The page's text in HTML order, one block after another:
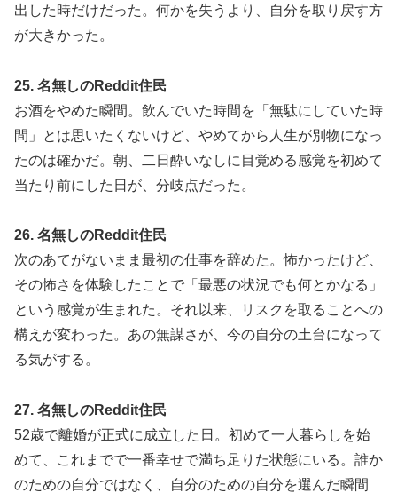
出した時だけだった。何かを失うより、自分を取り戻す方
が大きかった。
25. 名無しのReddit住民
お酒をやめた瞬間。飲んでいた時間を「無駄にしていた時
間」とは思いたくないけど、やめてから人生が別物になっ
たのは確かだ。朝、二日酔いなしに目覚める感覚を初めて
当たり前にした日が、分岐点だった。
26. 名無しのReddit住民
次のあてがないまま最初の仕事を辞めた。怖かったけど、
その怖さを体験したことで「最悪の状況でも何とかなる」
という感覚が生まれた。それ以来、リスクを取ることへの
構えが変わった。あの無謀さが、今の自分の土台になって
る気がする。
27. 名無しのReddit住民
52歳で離婚が正式に成立した日。初めて一人暮らしを始
めて、これまでで一番幸せで満ち足りた状態にいる。誰か
のための自分ではなく、自分のための自分を選んだ瞬間